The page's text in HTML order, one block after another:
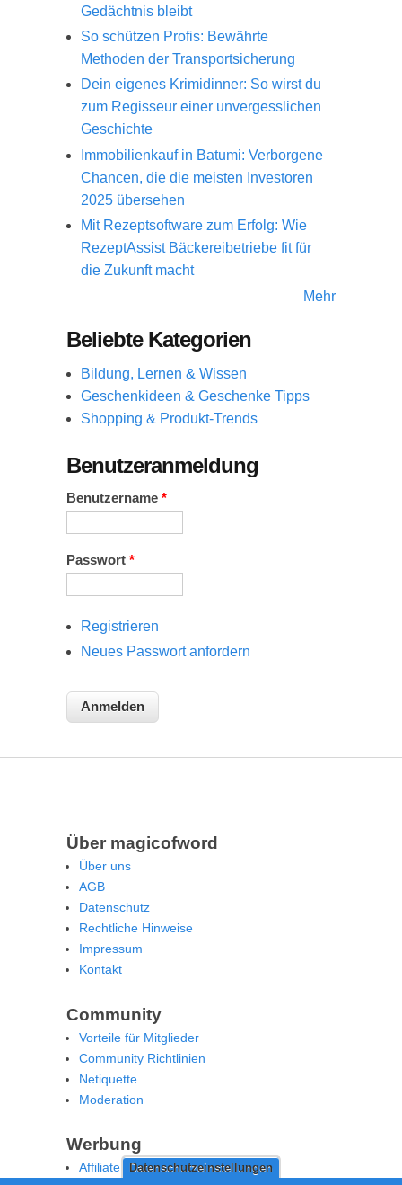
Datenschutzeinstellungen
Gedächtnis bleibt
So schützen Profis: Bewährte
Methoden der Transportsicherung
Dein eigenes Krimidinner: So wirst du
zum Regisseur einer unvergesslichen
Geschichte
Immobilienkauf in Batumi: Verborgene
Chancen, die die meisten Investoren
2025 übersehen
Mit Rezeptsoftware zum Erfolg: Wie
RezeptAssist Bäckereibetriebe fit für
die Zukunft macht
Mehr
Beliebte Kategorien
Bildung, Lernen & Wissen
Geschenkideen & Geschenke Tipps
Shopping & Produkt-Trends
Benutzeranmeldung
Benutzername *
Passwort *
Registrieren
Neues Passwort anfordern
Über magicofword
Über uns
AGB
Datenschutz
Rechtliche Hinweise
Impressum
Kontakt
Community
Vorteile für Mitglieder
Community Richtlinien
Netiquette
Moderation
Werbung
Affiliate Offenlegung